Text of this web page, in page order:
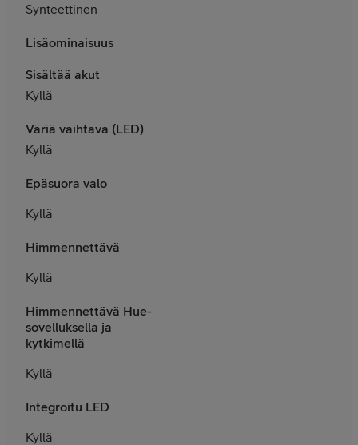
Synteettinen
Lisäominaisuus
Sisältää akut
Kyllä
Väriä vaihtava (LED)
Kyllä
Epäsuora valo
Kyllä
Himmennettävä
Kyllä
Himmennettävä Hue-
sovelluksella ja
kytkimellä
Kyllä
Integroitu LED
Kyllä